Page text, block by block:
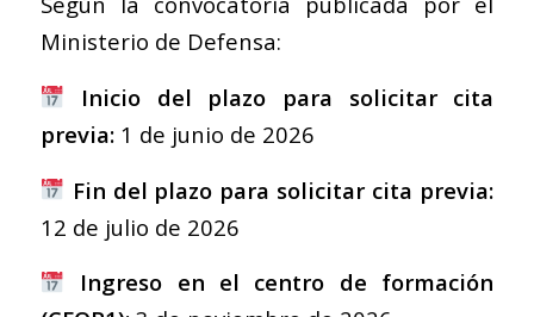
Ministerio de Defensa:
Inicio del plazo para solicitar cita
previa:1 de junio de 2026
Fin del plazo para solicitar cita previa:
12 de julio de 2026
Ingreso en el centro de formación